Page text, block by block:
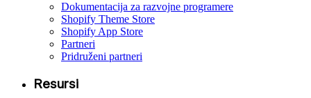
Dokumentacija za razvojne programere
Shopify Theme Store
Shopify App Store
Partneri
Pridruženi partneri
Resursi